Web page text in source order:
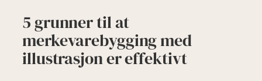
5 grunner til at
merkevarebygging med
illustrasjon er effektivt